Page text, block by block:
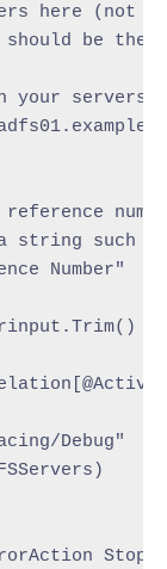
here (not
be the
your servers
such as:
Number"
Debug"
Stop"